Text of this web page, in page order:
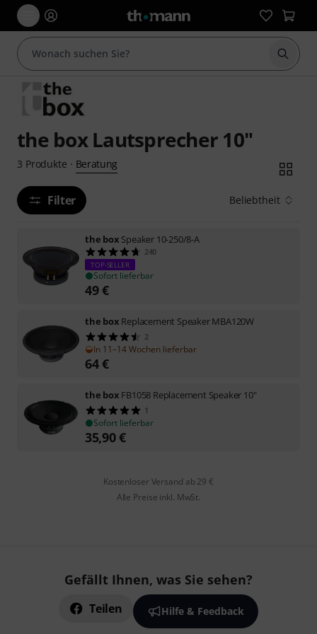
Suche
the box Lautsprecher 10"
3 Produkte · Beratung
Filter Beliebtheit
the box Speaker 10-250/8-A
240
TOP-SELLER
Sofort lieferbar
49€
the box Replacement Speaker MBA120W
2
In 11–14 Wochen lieferbar
64€
the box FB1058 Replacement Speaker 10"
1
Sofort lieferbar
35,90€
Kostenloser Versand ab 29 €
Alle Preise inkl. MwSt.
Gefällt Ihnen, was Sie sehen?
Teilen Hilfe & Feedback